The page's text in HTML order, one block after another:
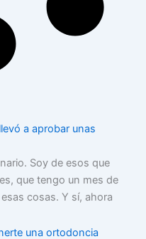
a aprobar unas
Soy de esos que
que tengo un mes de
cosas. Y sí, ahora
una ortodoncia